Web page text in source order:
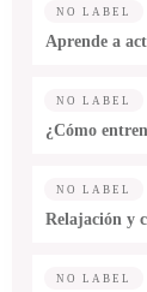
NO LABEL
Aprende a
NO LABEL
¿Cómo
NO LABEL
Relajación y
NO LABEL